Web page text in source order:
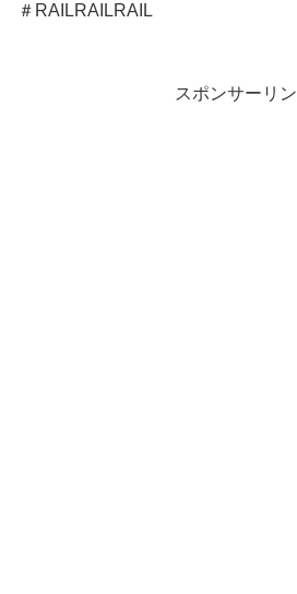
＃RAILRAILRAIL
スポンサーリ